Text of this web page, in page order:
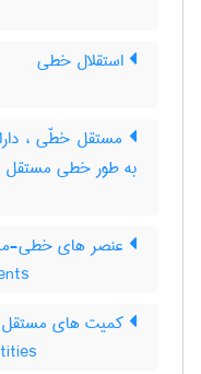
استقلال خطی
مستقل خطّی ،
به طور خطی مستقل
عنصر های خطی-
کمیت های